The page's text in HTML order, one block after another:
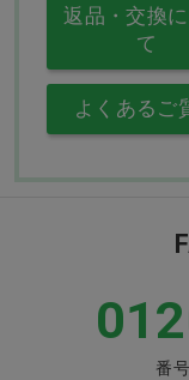
返品・交換
て
よくあるご
番